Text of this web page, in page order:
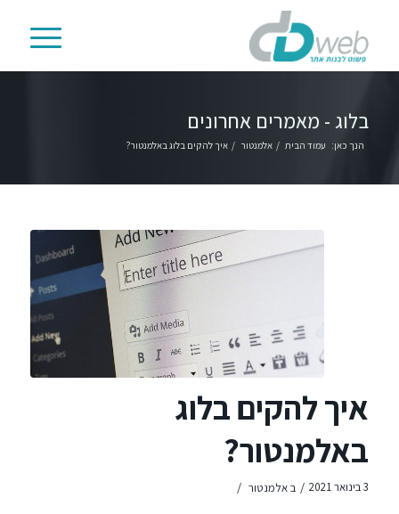
בלוג - מאמרים אחרונים
הנך כאן: עמוד הבית / אלמנטור / איך להקים בלוג באלמנטור?
איך להקים בלוג
באלמנטור?
3 בינואר 2021 / באלמנטור /